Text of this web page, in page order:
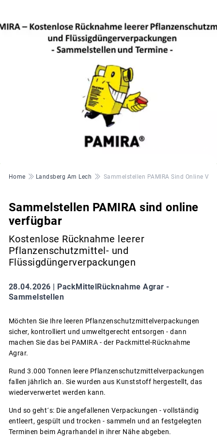
© Bildrechte: Pamira-rigk
Pfadnavigation
Home Landsberg Am Lech Sammelstellen PAMIRA Sind Online
Sammelstellen PAMIRA sind online
verfügbar
Kostenlose Rücknahme leerer
Pflanzenschutzmittel- und
Flüssigdüngerverpackungen
28.04.2026 | PackMittelRücknahme Agrar -
Sammelstellen
Möchten Sie Ihre leeren Pflanzenschutzmittelverpackungen
sicher, kontrolliert und umweltgerecht entsorgen - dann
machen Sie das bei PAMIRA - der Packmittel-Rücknahme
Agrar.
Rund 3.000 Tonnen leere Pflanzenschutzmittelverpackungen
fallen jährlich an. Sie wurden aus Kunststoff hergestellt, das
wiederverwertet werden kann.
Und so geht´s: Die angefallenen Verpackungen - vollständig
entleert, gespült und trocken - sammeln und an festgelegten
Terminen beim Agrarhandel in ihrer Nähe abgeben.